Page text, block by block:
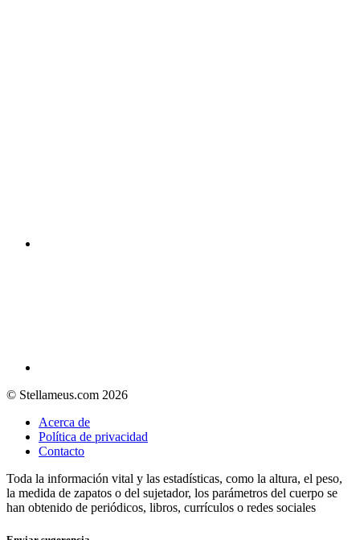
© Stellameus.com 2026
Acerca de
Política de privacidad
Contacto
Toda la información vital y las estadísticas, como la altura, el peso,
la medida de zapatos o del sujetador, los parámetros del cuerpo se
han obtenido de periódicos, libros, currículos o redes sociales